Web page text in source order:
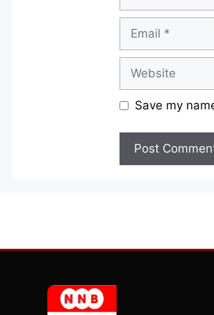
Email
Website
Save my